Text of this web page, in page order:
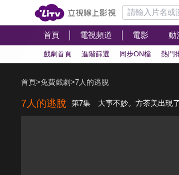
首頁 電視頻道 電影 動
戲劇首頁 進階篩選 同步ON檔 熱門
首頁>免費戲劇>7人的逃脫
7人的逃脫 第7集 大事不妙。方茶美出現了